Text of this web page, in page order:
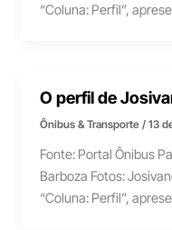
“Coluna: Perfil”,
O perfil de
Ônibus & Transporte/13
Fonte: Portal Ônibus
Barboza Fotos:
“Coluna: Perfil”,